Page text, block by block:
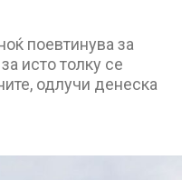
поевтинува за
исто толку се
одлучи денеска